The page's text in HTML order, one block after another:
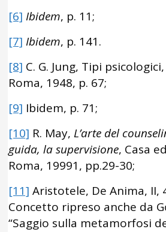
[6] Ibidem, p. 11;
[7] Ibidem, p. 141.
[8] C. G. Jung, Tipi
Roma, 1948, p. 67;
[9] Ibidem, p. 71;
[10] R. May, L’arte del
guida, la supervisione, Casa
Roma, 19991, pp.29-30;
[11] Aristotele, De Anima, II,
Concetto ripreso anche da
“Saggio sulla metamorfosi